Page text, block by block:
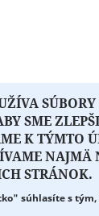
O DRUŽSTVE
SME
K TÝMTO
STRÁNOK.
súhlasíte s tým,